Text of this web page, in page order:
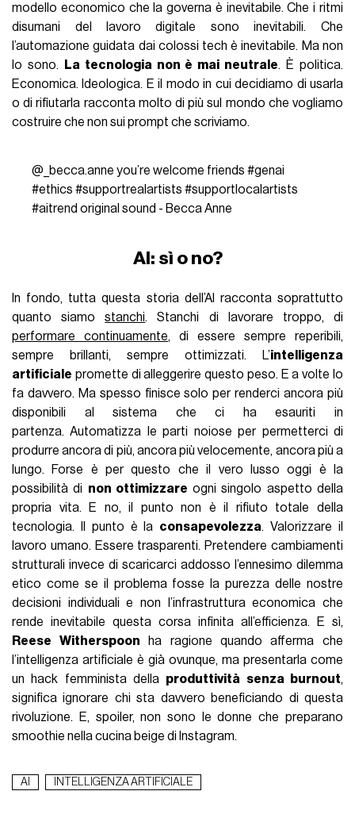
modello economico che la governa è inevitabile. Che i ritmi
disumani del lavoro digitale sono inevitabili. Che
l’automazione guidata dai colossi tech è inevitabile. Ma non
lo sono.
La tecnologia non è mai neutrale. È politica.
Economica. Ideologica. E il modo in cui decidiamo di usarla
o di rifiutarla racconta molto di più sul mondo che vogliamo
costruire che non sui prompt che scriviamo.
@_becca.anne you’re welcome friends #genai
#ethics #supportrealartists #supportlocalartists
#aitrend original sound - Becca Anne
AI: sì o no?
In fondo, tutta questa storia dell’AI racconta soprattutto
quanto siamostanchi. Stanchi di lavorare troppo, di
performare continuamente, di essere sempre reperibili,
sempre brillanti, sempre ottimizzati. L’intelligenza
artificiale promette di alleggerire questo peso. E a volte lo
fa davvero. Ma spesso finisce solo per renderci ancora più
disponibili al sistema che ci ha esauriti in
partenza. Automatizza le parti noiose per permetterci di
produrre ancora di più, ancora più velocemente, ancora più a
lungo. Forse è per questo che il vero lusso oggi è la
possibilità di non ottimizzare ogni singolo aspetto della
propria vita. E no, il punto non è il rifiuto totale della
tecnologia. Il punto è la consapevolezza. Valorizzare il
lavoro umano. Essere trasparenti. Pretendere cambiamenti
strutturali invece di scaricarci addosso l’ennesimo dilemma
etico come se il problema fosse la purezza delle nostre
decisioni individuali e non l’infrastruttura economica che
rende inevitabile questa corsa infinita all’efficienza. E sì,
Reese Witherspoon ha ragione quando afferma che
l’intelligenza artificiale è già ovunque, ma presentarla come
un hack femminista della produttività senza burnout,
significa ignorare chi sta davvero beneficiando di questa
rivoluzione. E, spoiler, non sono le donne che preparano
smoothie nella cucina beige di Instagram.
AI INTELLIGENZA ARTIFICIALE